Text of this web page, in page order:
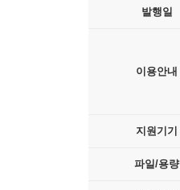
발행일
이용안내
지원기기
파일/용량